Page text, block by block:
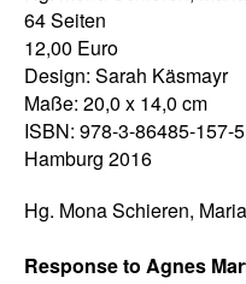
Hg. Mona Schieren,
Response to Agnes
64 Seiten
12,00 Euro
Design: Sarah Käsmayr
Maße: 20,0 x 14,0 cm
ISBN: 978-3-86485-157-5
Hamburg 2016